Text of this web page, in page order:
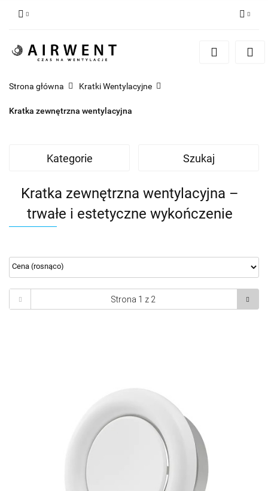
Zaloguj się
Strona główna Kratki Wentylacyjne
Kratka zewnętrzna wentylacyjna
Kategorie Szukaj
Kratka zewnętrzna wentylacyjna –
trwałe i estetyczne wykończenie